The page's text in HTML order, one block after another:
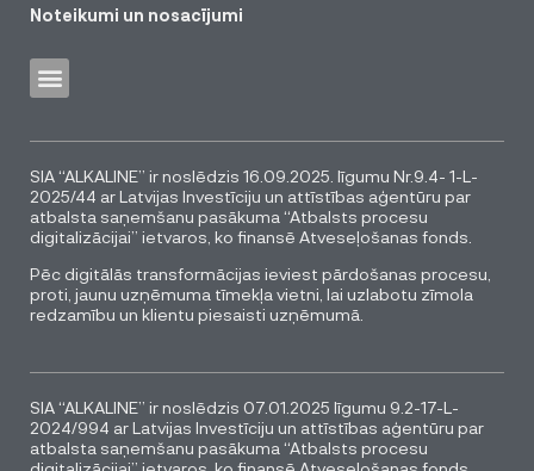
Noteikumi un nosacījumi
SIA “ALKALINE” ir noslēdzis 16.09.2025. līgumu Nr.9.4- 1-L-
2025/44 ar Latvijas Investīciju un attīstības aģentūru par
atbalsta saņemšanu pasākuma “Atbalsts procesu
digitalizācijai” ietvaros, ko finansē Atveseļošanas fonds.
Pēc digitālās transformācijas ieviest pārdošanas procesu,
proti, jaunu uzņēmuma tīmekļa vietni, lai uzlabotu zīmola
redzamību un klientu piesaisti uzņēmumā.
SIA “ALKALINE” ir noslēdzis 07.01.2025 līgumu 9.2-17-L-
2024/994 ar Latvijas Investīciju un attīstības aģentūru par
atbalsta saņemšanu pasākuma “Atbalsts procesu